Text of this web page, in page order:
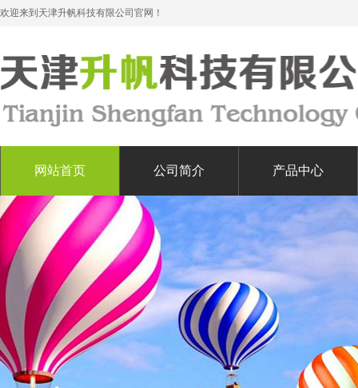
欢迎来到天津升帆科技有限公司官网！
网站首页 公司简介 产品中心